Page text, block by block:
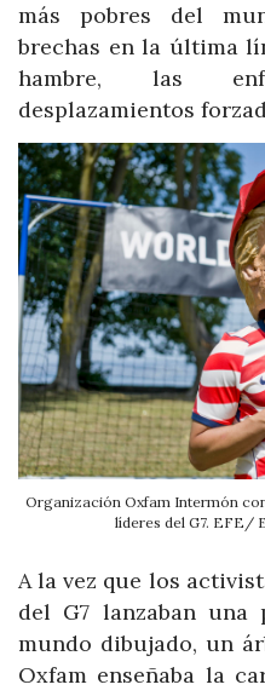
más pobres del
brechas en la última
hambre, las
desplazamientos
Organización Oxfam Intermón
líderes del G7. EFE/
A la vez que los
del G7 lanzaban
mundo dibujado, un
Oxfam enseñaba la